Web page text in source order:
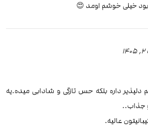
بود خیلی خوشم اومد 😍
داره بلکه حس تازگی و شادابی میده.یه
جذاب..
عالیه.